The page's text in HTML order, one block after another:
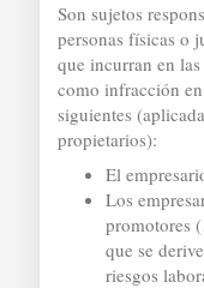
Son sujetos
personas físicas o
que incurran en
como infracción
siguientes
propietarios):
El
Los
promotores
que se
riesgos